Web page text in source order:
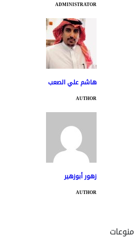
ADMINISTRATOR
هاشم علي الصعب
AUTHOR
زهور أبوزهير
AUTHOR
منوعات